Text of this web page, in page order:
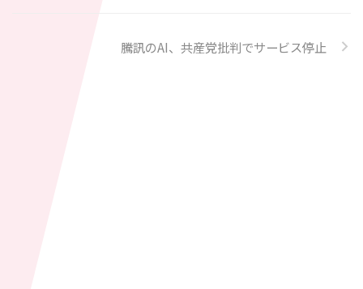
騰訊のAI、共産党批判でサービス停止